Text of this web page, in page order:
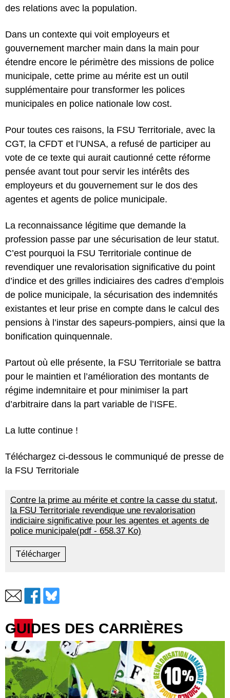
des relations avec la population.
Dans un contexte qui voit employeurs et
gouvernement marcher main dans la main pour
étendre encore le périmètre des missions de police
municipale, cette prime au mérite est un outil
supplémentaire pour transformer les polices
municipales en police nationale low cost.
Pour toutes ces raisons, la FSU Territoriale, avec la
CGT, la CFDT et l’UNSA, a refusé de participer au
vote de ce texte qui aurait cautionné cette réforme
pensée avant tout pour servir les intérêts des
employeurs et du gouvernement sur le dos des
agentes et agents de police municipale.
La reconnaissance légitime que demande la
profession passe par une sécurisation de leur statut.
C’est pourquoi la FSU Territoriale continue de
revendiquer une revalorisation significative du point
d’indice et des grilles indiciaires des cadres d’emplois
de police municipale, la sécurisation des indemnités
existantes et leur prise en compte dans le calcul des
pensions à l’instar des sapeurs-pompiers, ainsi que la
bonification quinquennale.
Partout où elle présente, la FSU Territoriale se battra
pour le maintien et l’amélioration des montants de
régime indemnitaire et pour minimiser la part
d’arbitraire dans la part variable de l’ISFE.
La lutte continue !
Téléchargez ci-dessous le communiqué de presse de
la FSU Territoriale
Contre la prime au mérite et contre la casse du statut,
la FSU Territoriale revendique une revalorisation
indiciaire significative pour les agentes et agents de
police municipale(pdf - 658.37 Ko)
Télécharger
GUIDES DES CARRIÈRES